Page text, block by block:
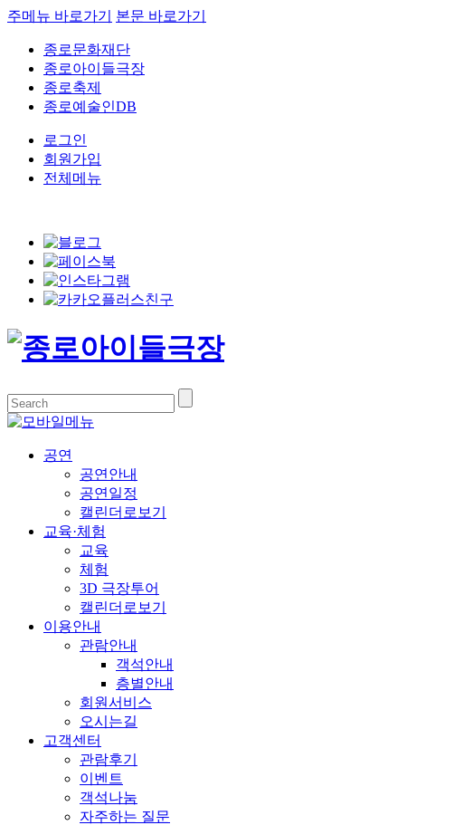
주메뉴 바로가기 본문 바로가기
종로문화재단
종로아이들극장
종로축제
종로예술인DB
로그인
회원가입
전체메뉴
공연
공연안내
공연일정
캘린더로보기
교육·체험
교육
체험
3D 극장투어
캘린더로보기
이용안내
관람안내
객석안내
층별안내
회원서비스
오시는길
고객센터
관람후기
이벤트
객석나눔
자주하는 질문